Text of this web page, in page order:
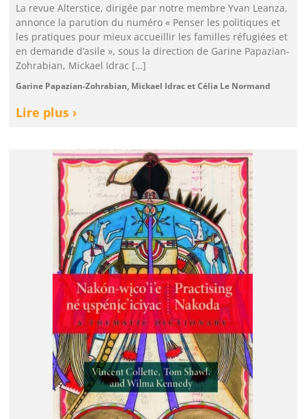
La revue Alterstice, dirigée par notre membre Yvan Leanza,
annonce la parution du numéro « Penser les politiques et
les pratiques pour mieux accueillir les familles réfugiées et
en demande d’asile », sous la direction de Garine Papazian-
Zohrabian, Mickael Idrac […]
Garine Papazian-Zohrabian, Mickael Idrac et Célia Le Normand
Lire plus ›